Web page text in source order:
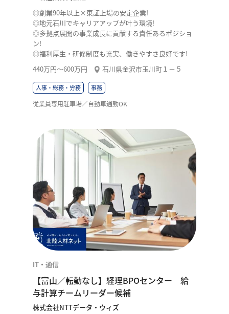
◎創業90年以上×東証上場の安定企業!
◎地元石川でキャリアアップが叶う環境!
◎多拠点展開の事業成長に貢献する責任あるポジショ
ン!
◎福利厚生・研修制度も充実、働きやすさ良好です!
440万円〜600万円
石川県金沢市玉川町１－５
人事・総務・労務 事務
従業員専用駐車場／自動車通勤OK
IT・通信
【富山／転勤なし】経理BPOセンター 給
与計算チームリーダー候補
株式会社NTTデータ・ウィズ